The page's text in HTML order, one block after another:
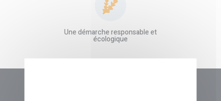
Une démarche responsable et
écologique